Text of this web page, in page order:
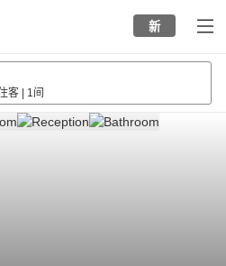
新
客 1间